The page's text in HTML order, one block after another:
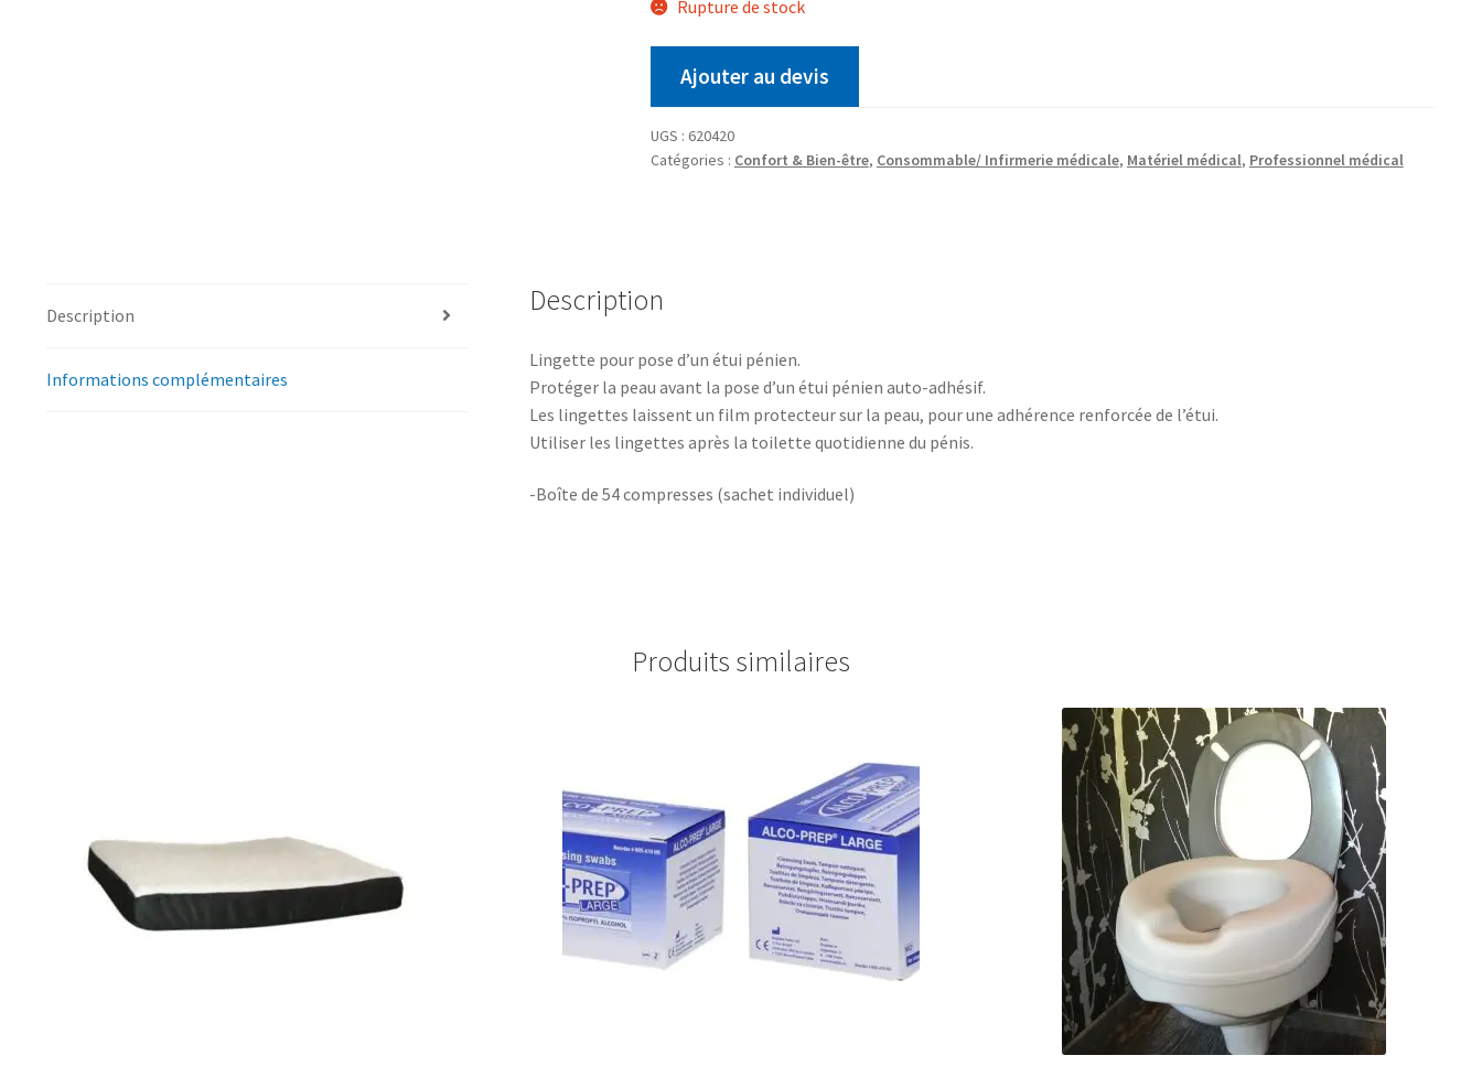
Rupture de stock
Ajouter au devis
UGS : 620420
Catégories : Confort & Bien-être, Consommable/ Infirmerie médicale, Matériel médical, Professionnel médical
Description
Informations complémentaires
Description
Lingette pour pose d’un étui pénien.
Protéger la peau avant la pose d’un étui pénien auto-adhésif.
Les lingettes laissent un film protecteur sur la peau, pour une adhérence renforcée de l’étui.
Utiliser les lingettes après la toilette quotidienne du pénis.
-Boîte de 54 compresses (sachet individuel)
Produits similaires